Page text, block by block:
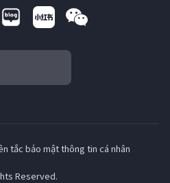
tắc bảo mật thông tin cá nhân
Reserved.